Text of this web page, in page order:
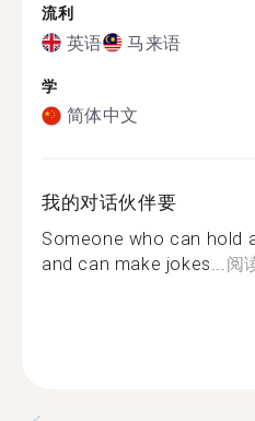
流利
英语 马来语
学
简体中文
我的对话伙伴要
Someone who can hold
and can make jokes...阅